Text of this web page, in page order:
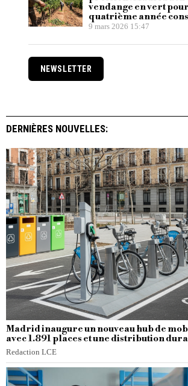
vendange en vert
quatrième année
9 mars 2026 15:47
NEWSLETTER
DERNIÈRES NOUVELLES:
Madrid inaugure un nouveau hub de
avec 1.891 places et une distribution
Redaction LCE